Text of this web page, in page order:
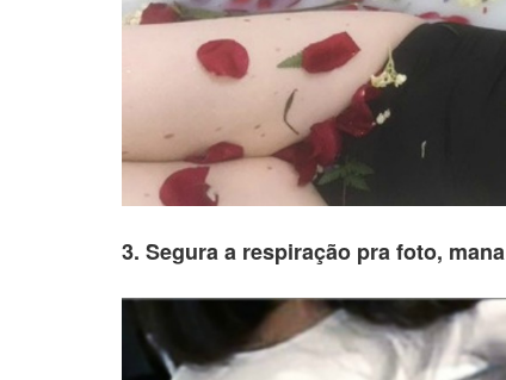
3. Segura a respiração pra foto, mana